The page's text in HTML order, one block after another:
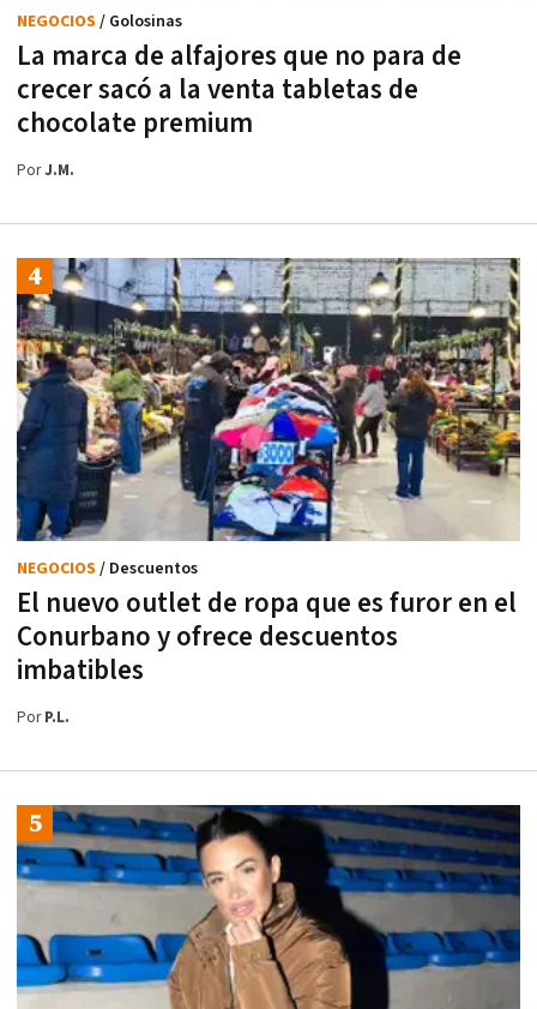
La marca de alfajores que no para de
crecer sacó a la venta tabletas de
chocolate premium
NEGOCIOS / Golosinas
PorJ.M.
El nuevo outlet de ropa que es furor en el
Conurbano y ofrece descuentos
imbatibles
NEGOCIOS / Descuentos
PorP.L.